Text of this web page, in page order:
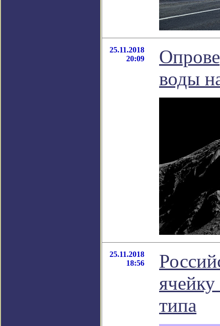
25.11.2018
20:09
воды
25.11.2018
18:56
типа